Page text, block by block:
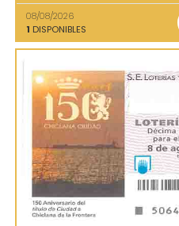
08/08/2026
1 DISPONIBLES